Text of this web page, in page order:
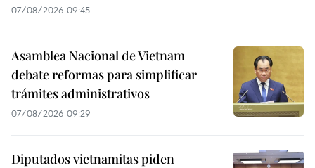
07/08/2026 09:45
Asamblea Nacional de Vietnam
debate reformas para simplificar
trámites administrativos
07/08/2026 09:29
Diputados vietnamitas piden